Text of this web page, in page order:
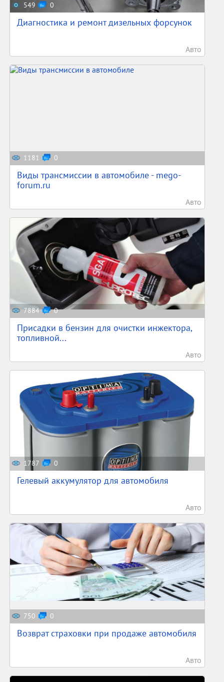
549 0
Диагностика и ремонт дизельных форсунок
Авто
1181 0
Виды трансмиссии в автомобиле - mego-
forum.ru
Авто
7884 0
Присадки в бензин для очистки инжектора,
топливной...
Авто
1787 0
Гелевый аккумулятор для автомобиля
Авто
750 0
Возврат страховки при продаже автомобиля
Авто